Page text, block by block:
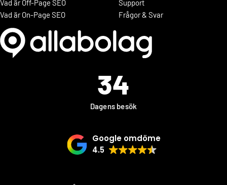
Vad är Off-Page SEO
Vad är On-Page SEO
Support
Frågor & Svar
34
Dagens besök
Google omdöme
4.5